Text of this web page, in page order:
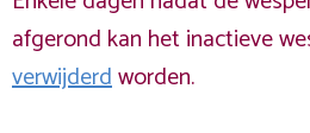
afgerond kan het inactieve
verwijderdworden.